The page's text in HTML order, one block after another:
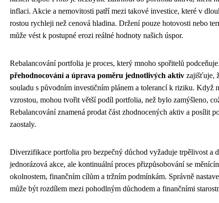
inflaci. Akcie a nemovitosti patří mezi takové investice, které v
rostou rychleji než cenová hladina. Držení pouze hotovosti nebo
může vést k postupné erozi reálné hodnoty našich úspor.
Rebalancování portfolia je proces, který mnoho spořitelů
přehodnocování a úprava poměru jednotlivých aktiv zajišťuje,
souladu s původním investičním plánem a tolerancí k riziku. Když
vzrostou, mohou tvořit větší podíl portfolia, než bylo zamýšleno,
Rebalancování znamená prodat část zhodnocených aktiv a posílit
zaostaly.
Diverzifikace portfolia pro bezpečný důchod vyžaduje trpělivost a
jednorázová akce, ale kontinuální proces přizpůsobování se
okolnostem, finančním cílům a tržním podmínkám. Správně
může být rozdílem mezi pohodlným důchodem a finančními